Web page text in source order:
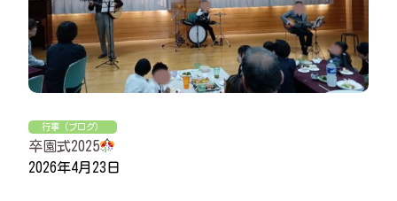
行事（ブログ）
卒園式2025
2026年4月23日